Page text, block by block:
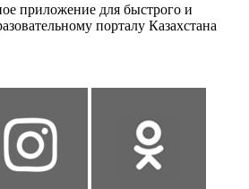
приложение для быстрого и
порталу Казахстана